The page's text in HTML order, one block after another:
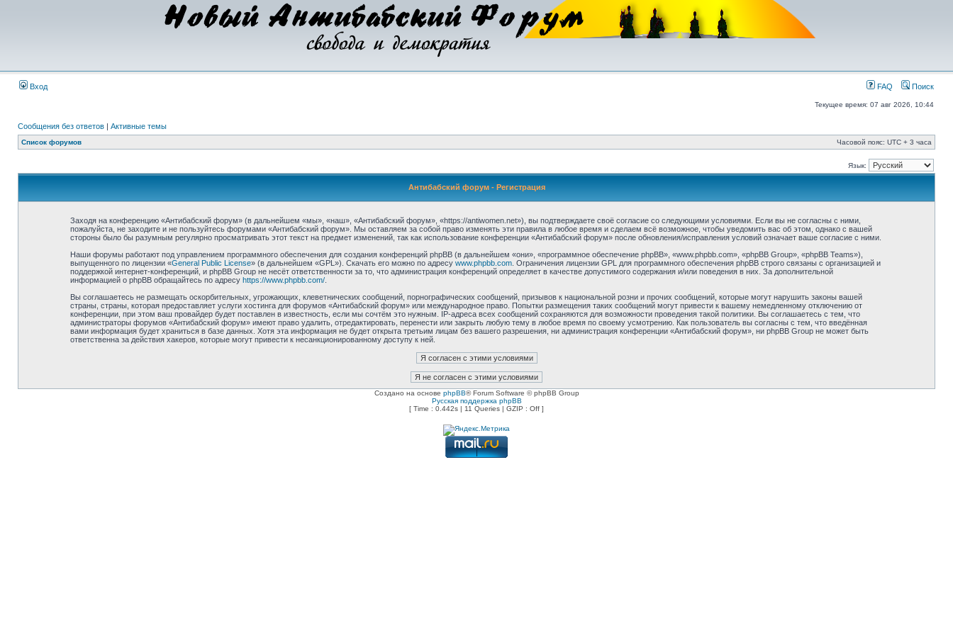
Вход FAQ Поиск
Текущее время: 07 авг 2026, 10:44
Сообщения без ответов | Активные темы
Список форумов Часовой пояс: UTC + 3 часа
Язык:
Антибабский форум - Регистрация
Заходя на конференцию «Антибабский форум» (в дальнейшем «мы», «наш», «Антибабский форум», «https://antiwomen.net»), вы подтверждаете своё согласие со следующими условиями. Если вы не согласны с ними,
пожалуйста, не заходите и не пользуйтесь форумами «Антибабский форум». Мы оставляем за собой право изменять эти правила в любое время и сделаем всё возможное, чтобы уведомить вас об этом, однако с вашей
стороны было бы разумным регулярно просматривать этот текст на предмет изменений, так как использование конференции «Антибабский форум» после обновления/исправления условий означает ваше согласие с ними.
Наши форумы работают под управлением программного обеспечения для создания конференций phpBB (в дальнейшем «они», «программное обеспечение phpBB», «www.phpbb.com», «phpBB Group», «phpBB Teams»),
выпущенного по лицензии «General Public License» (в дальнейшем «GPL»). Скачать его можно по адресу www.phpbb.com. Ограничения лицензии GPL для программного обеспечения phpBB строго связаны с организацией и
поддержкой интернет-конференций, и phpBB Group не несёт ответственности за то, что администрация конференций определяет в качестве допустимого содержания и/или поведения в них. За дополнительной
информацией о phpBB обращайтесь по адресу https://www.phpbb.com/.
Вы соглашаетесь не размещать оскорбительных, угрожающих, клеветнических сообщений, порнографических сообщений, призывов к национальной розни и прочих сообщений, которые могут нарушить законы вашей
страны, страны, которая предоставляет услуги хостинга для форумов «Антибабский форум» или международное право. Попытки размещения таких сообщений могут привести к вашему немедленному отключению от
конференции, при этом ваш провайдер будет поставлен в известность, если мы сочтём это нужным. IP-адреса всех сообщений сохраняются для возможности проведения такой политики. Вы соглашаетесь с тем, что
администраторы форумов «Антибабский форум» имеют право удалить, отредактировать, перенести или закрыть любую тему в любое время по своему усмотрению. Как пользователь вы согласны с тем, что введённая
вами информация будет храниться в базе данных. Хотя эта информация не будет открыта третьим лицам без вашего разрешения, ни администрация конференции «Антибабский форум», ни phpBB Group не может быть
ответственна за действия хакеров, которые могут привести к несанкционированному доступу к ней.
Создано на основе phpBB® Forum Software © phpBB Group
Русская поддержка phpBB
[ Time : 0.442s | 11 Queries | GZIP : Off ]